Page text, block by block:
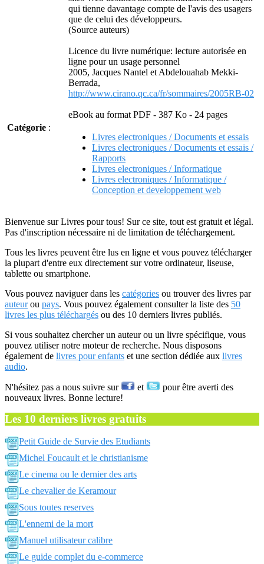
qui tienne davantage compte de l'avis des usagers
que de celui des développeurs.
(Source auteurs)
Licence du livre numérique: lecture autorisée en
ligne pour un usage personnel
2005, Jacques Nantel et Abdelouahab Mekki-
Berrada,
http://www.cirano.qc.ca/fr/sommaires/2005RB-02
eBook au format PDF - 387 Ko - 24 pages
Catégorie :
Livres electroniques / Documents et essais
Livres electroniques / Documents et essais /
Rapports
Livres electroniques / Informatique
Livres electroniques / Informatique /
Conception et developpement web
Bienvenue sur Livres pour tous! Sur ce site, tout est gratuit et légal.
Pas d'inscription nécessaire ni de limitation de téléchargement.
Tous les livres peuvent être lus en ligne et vous pouvez télécharger
la plupart d'entre eux directement sur votre ordinateur, liseuse,
tablette ou smartphone.
Vous pouvez naviguer dans les catégories ou trouver des livres par
auteurou pays. Vous pouvez également consulter la liste des 50
livres les plus téléchargés ou des 10 derniers livres publiés.
Si vous souhaitez chercher un auteur ou un livre spécifique, vous
pouvez utiliser notre moteur de recherche. Nous disposons
également de livres pour enfants et une section dédiée aux livres
audio.
N'hésitez pas a nous suivre sur et
pour être averti des
nouveaux livres. Bonne lecture!
Les 10 derniers livres gratuits
Petit Guide de Survie des Etudiants
Michel Foucault et le christianisme
Le cinema ou le dernier des arts
Le chevalier de Keramour
Sous toutes reserves
L'ennemi de la mort
Manuel utilisateur calibre
Le guide complet du e-commerce